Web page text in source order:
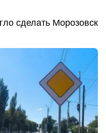
сделать Морозовск